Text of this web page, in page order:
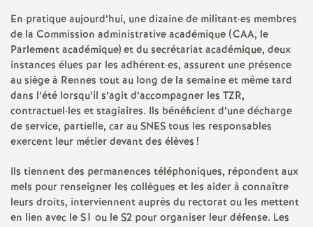
d
e
s
E
n
s
En pratique aujourd’hui, une dizaine de militant·es membres
de la Commission administrative académique (CAA, le
Parlement académique) et du secrétariat académique, deux
instances élues par les adhérent·es, assurent une présence
au siège à Rennes tout au long de la semaine et même tard
dans l’été lorsqu’il s’agit d’accompagner les TZR,
contractuel·les et stagiaires. Ils bénéficient d’une décharge
de service, partielle, car au SNES tous les responsables
exercent leur métier devant des élèves !
Ils tiennent des permanences téléphoniques, répondent aux
mels pour renseigner les collègues et les aider à connaître
leurs droits, interviennent auprès du rectorat ou les mettent
en lien avec le S1 ou le S2 pour organiser leur défense. Les